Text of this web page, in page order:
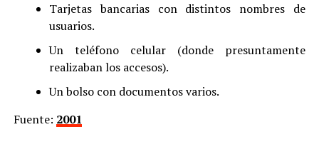
Tarjetas bancarias con distintos nombres de
usuarios.
Un teléfono celular (donde presuntamente
realizaban los accesos).
Un bolso con documentos varios.
Fuente: 2001